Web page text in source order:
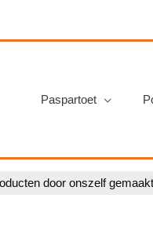
Paspartoet
door onszelf gemaakt